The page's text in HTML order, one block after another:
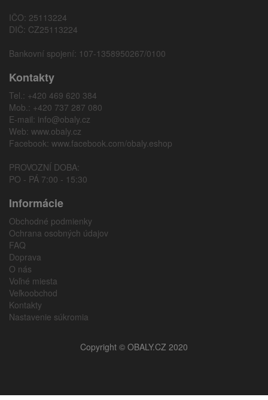
IČO: 25113224
DIČ: CZ25113224
Bankovní spojení: 107-1358950267/0100
Kontakty
Tel.: +420 469 620 384
Mob.: +420 737 287 080
E-mail: info@obaly.cz
Web: www.obaly.cz
Facebook: www.facebook.com/obaly.eshop
PROVOZNÍ DOBA:
PO - PÁ 7:00 - 15:30
Informácie
Obchodné podmienky
Ochrana osobných údajov
FAQ
Doprava
O nás
Voľné miesta
Veľkoobchod
Kontakty
Nastavenie súkromia
Copyright © OBALY.CZ 2020